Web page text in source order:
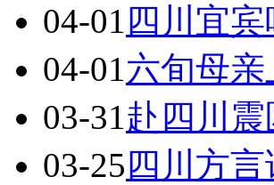
04-01 四川宜
04-01 六旬母
03-31 赴四川
03-25 四川方